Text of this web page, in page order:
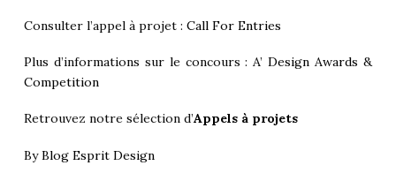
Consulter l’appel à projet : Call For Entries
Plus d’informations sur le concours :A’ Design Awards &
Competition
Retrouvez notre sélection d’Appels à projets
ByBlog Esprit Design